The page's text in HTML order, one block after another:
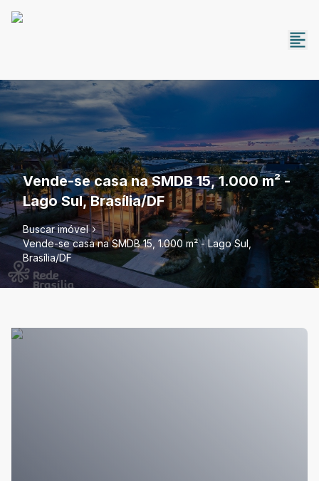
Vende-se casa na SMDB 15, 1.000 m² -
Lago Sul, Brasília/DF
Buscar imóvel
Vende-se casa na SMDB 15, 1.000 m² - Lago Sul,
Brasília/DF